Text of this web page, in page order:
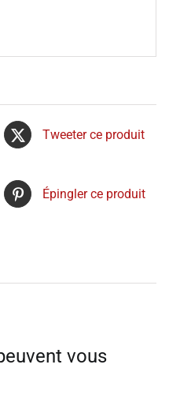
Tweeter ce produit
Épingler ce produit